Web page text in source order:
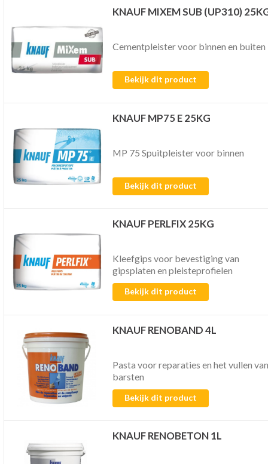
KNAUF MIXEM SUB (UP310)
Cementpleister voor binnen en buiten
Bekijk dit product
KNAUF MP75 E 25KG
MP 75 Spuitpleister voor binnen
Bekijk dit product
KNAUF PERLFIX 25KG
Kleefgips voor bevestiging van
gipsplaten en pleisteprofielen
Bekijk dit product
KNAUF RENOBAND 4L
Pasta voor reparaties en het vullen van
barsten
Bekijk dit product
KNAUF RENOBETON 1L